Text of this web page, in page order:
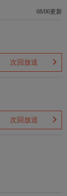
08/06更新
次回放送
次回放送